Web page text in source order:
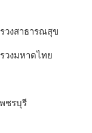
วงสาธารณสุข
วงมหาดไทย
ชรบุรี